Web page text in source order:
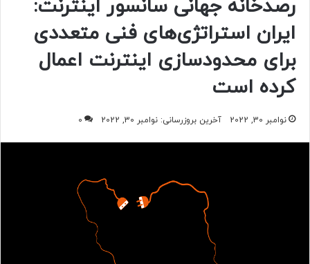
رصدخانه جهانی سانسور اینترنت:
ایران استراتژی‌های فنی متعددی
برای محدودسازی اینترنت اعمال
کرده است
نوامبر 30, 2022 آخرین بروزرسانی: نوامبر 30, 2022 0